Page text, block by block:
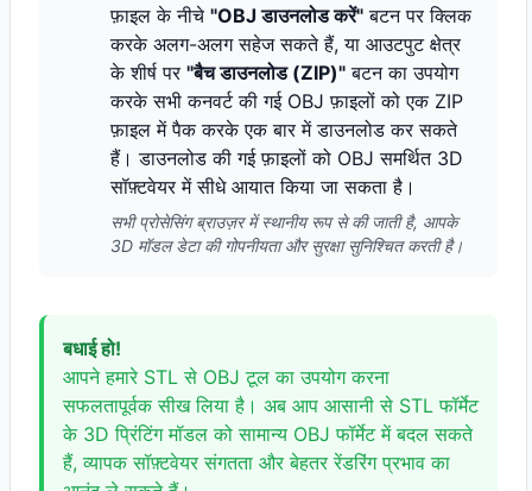
फ़ाइल के नीचे "OBJ डाउनलोड करें" बटन पर क्लिक
करके अलग-अलग सहेज सकते हैं, या आउटपुट क्षेत्र
के शीर्ष पर "बैच डाउनलोड (ZIP)" बटन का उपयोग
करके सभी कनवर्ट की गई OBJ फ़ाइलों को एक ZIP
फ़ाइल में पैक करके एक बार में डाउनलोड कर सकते
हैं। डाउनलोड की गई फ़ाइलों को OBJ समर्थित 3D
सॉफ़्टवेयर में सीधे आयात किया जा सकता है।
सभी प्रोसेसिंग ब्राउज़र में स्थानीय रूप से की जाती है, आपके
3D मॉडल डेटा की गोपनीयता और सुरक्षा सुनिश्चित करती है।
बधाई हो!
आपने हमारे STL से OBJ टूल का उपयोग करना
सफलतापूर्वक सीख लिया है। अब आप आसानी से STL फॉर्मेट
के 3D प्रिंटिंग मॉडल को सामान्य OBJ फॉर्मेट में बदल सकते
हैं, व्यापक सॉफ़्टवेयर संगतता और बेहतर रेंडरिंग प्रभाव का